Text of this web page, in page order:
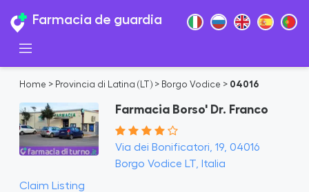
Farmacia de guardia
Home > Provincia di Latina (LT) > Borgo Vodice > 04016
Farmacia Borso' Dr. Franco
Via dei Bonificatori, 19, 04016
Borgo Vodice LT, Italia
Claim Listing